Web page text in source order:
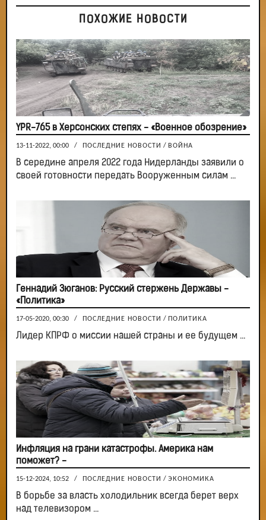
ПОХОЖИЕ НОВОСТИ
YPR-765 в Херсонских степях - «Военное обозрение»
13-11-2022, 00:00 / ПОСЛЕДНИЕ НОВОСТИ / ВОЙНА
В середине апреля 2022 года Нидерланды заявили о
своей готовности передать Вооруженным силам ...
Геннадий Зюганов: Русский стержень Державы -
«Политика»
17-05-2020, 00:30 / ПОСЛЕДНИЕ НОВОСТИ / ПОЛИТИКА
Лидер КПРФ о миссии нашей страны и ее будущем ...
Инфляция на грани катастрофы. Америка нам
поможет? -
15-12-2024, 10:52 / ПОСЛЕДНИЕ НОВОСТИ / ЭКОНОМИКА
В борьбе за власть холодильник всегда берет верх
над телевизором ...